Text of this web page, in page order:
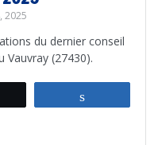
2025
du dernier conseil
Vauvray (27430).